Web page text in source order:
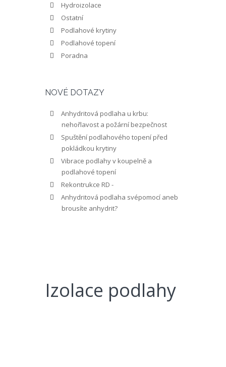
Hydroizolace
Ostatní
Podlahové krytiny
Podlahové topení
Poradna
NOVÉ DOTAZY
Anhydritová podlaha u krbu:
nehořlavost a požární bezpečnost
Spuštění podlahového topení před
pokládkou krytiny
Vibrace podlahy v koupelně a
podlahové topení
Rekontrukce RD -
Anhydritová podlaha svépomocí aneb
brousíte anhydrit?
Izolace podlahy